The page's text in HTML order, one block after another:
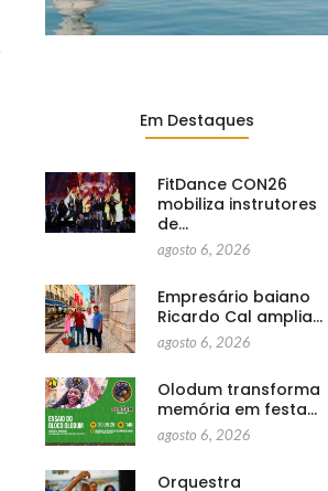
Em Destaques
FitDance CON26
mobiliza instrutores
de…
agosto 6, 2026
Empresário baiano
Ricardo Cal amplia…
agosto 6, 2026
Olodum transforma
memória em festa…
agosto 6, 2026
Orquestra